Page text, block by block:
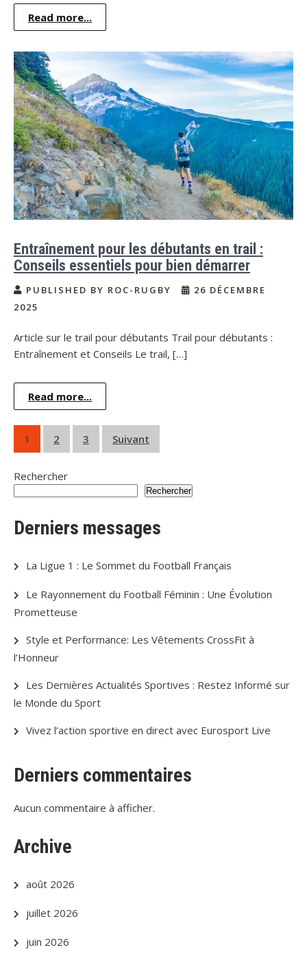
Read more...
Entraînement pour les débutants en trail :
Conseils essentiels pour bien démarrer
PUBLISHED BY ROC-RUGBY
26 DÉCEMBRE
2025
Article sur le trail pour débutants Trail pour débutants :
Entraînement et Conseils Le trail, […]
Read more...
Pagination
des
publications
1 2 3 Suivant
Rechercher
Rechercher
Derniers messages
La Ligue 1 : Le Sommet du Football Français
Le Rayonnement du Football Féminin : Une Évolution
Prometteuse
Style et Performance: Les Vêtements CrossFit à
l’Honneur
Les Dernières Actualités Sportives : Restez Informé sur
le Monde du Sport
Vivez l’action sportive en direct avec Eurosport Live
Derniers commentaires
Aucun commentaire à afficher.
Archive
août 2026
juillet 2026
juin 2026